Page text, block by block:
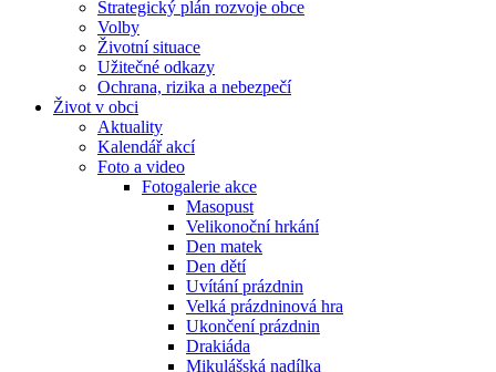
Strategický plán rozvoje obce
Volby
Životní situace
Užitečné odkazy
Ochrana, rizika a nebezpečí
Život v obci
Aktuality
Kalendář akcí
Foto a video
Fotogalerie akce
Masopust
Velikonoční hrkání
Den matek
Den dětí
Uvítání prázdnin
Velká prázdninová hra
Ukončení prázdnin
Drakiáda
Mikulášská nadílka